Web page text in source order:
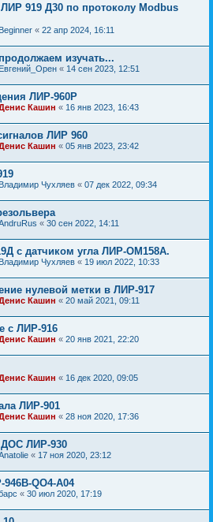
919 Д30 по протоколу Modbus
Beginner « 22 апр 2024, 16:11
изучать...
Евгений_Орен « 14 сен 2023, 12:51
ЛИР-960Р
Кашин « 16 янв 2023, 16:43
ЛИР 960
Кашин « 05 янв 2023, 23:42
Владимир Чухляев « 07 дек 2022, 09:34
« 30 сен 2022, 14:11
с датчиком угла ЛИР-ОМ158А.
Владимир Чухляев « 19 июл 2022, 10:33
нулевой метки в ЛИР-917
Кашин « 20 май 2021, 09:11
с ЛИР-916
Кашин « 20 янв 2021, 22:20
Кашин « 16 дек 2020, 09:05
ЛИР-901
Кашин « 28 ноя 2020, 17:36
ДОС ЛИР-930
« 17 ноя 2020, 23:12
QO4-A04
« 30 июл 2020, 17:19